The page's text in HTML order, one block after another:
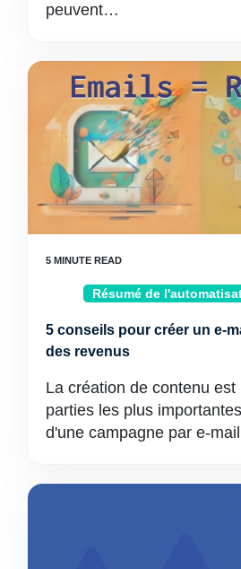
peuvent…
Résumé de
5 conseils pour créer un e-
des revenus
La création de contenu est
parties les plus
d'une campagne par e-